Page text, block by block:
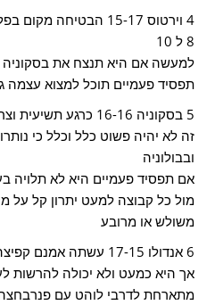
4 וירטוס 15-17 הבטיחה
8 ל 10
למעשה אם היא תנצח את בסקוניה
תפסיד פעמיים תוכל למצוא עצמה
5 בסקוניה 16-16 כרגע
ובבולוניה
אם תפסיד פעמיים היא לא תלויה
מול כל קבוצה למעט יתרון קל על
משולש או מרובע
6 אנדולו 17-15 עשתה אמנם קפיצה מרשימה למקום 10
אך היא כמעט ולא יכולה להרשות
מתארחת לדרבי לוהט עם